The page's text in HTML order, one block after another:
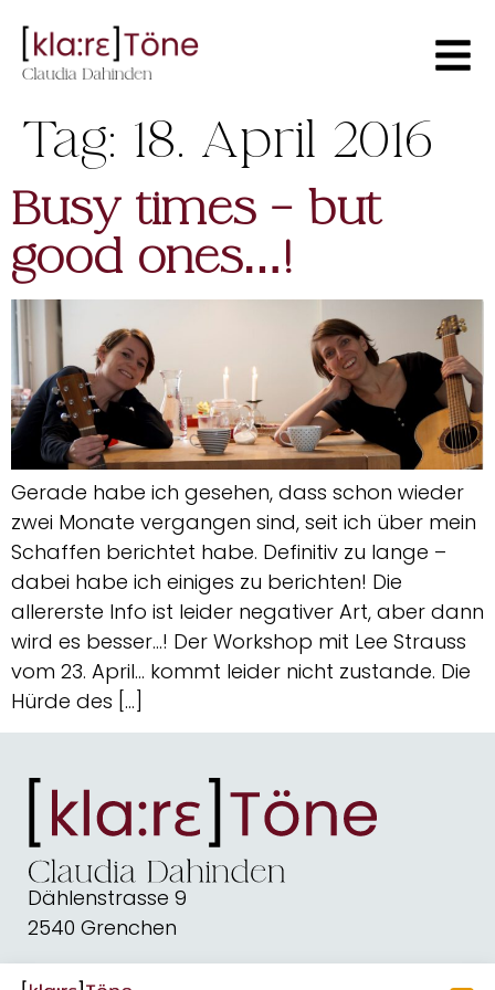
Tag: 18. April 2016
Busy times – but
good ones…!
Gerade habe ich gesehen, dass schon wieder
zwei Monate vergangen sind, seit ich über mein
Schaffen berichtet habe. Definitiv zu lange –
dabei habe ich einiges zu berichten! Die
allererste Info ist leider negativer Art, aber dann
wird es besser…! Der Workshop mit Lee Strauss
vom 23. April… kommt leider nicht zustande. Die
Hürde des […]
Dählenstrasse 9
2540 Grenchen
dahindenbooks@quickline.ch